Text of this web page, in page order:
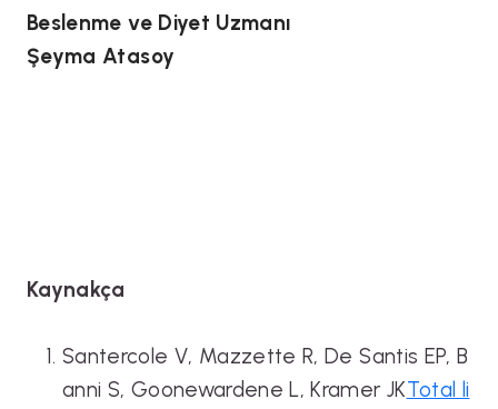
Beslenme ve Diyet Uzmanı
Şeyma Atasoy
Kaynakça
Santercole V, Mazzette R, De Santis EP, B
anni S, Goonewardene L, Kramer JKTotal li